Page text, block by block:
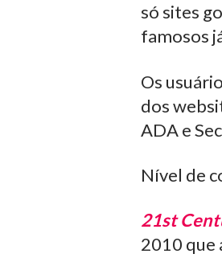
só sites
famosos
Os
dos
ADA e
Nível de
21st
2010 que